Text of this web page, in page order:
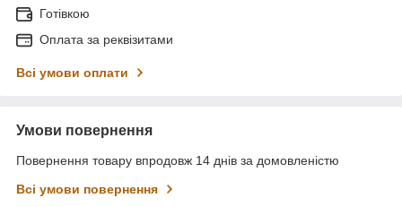
Готівкою
Оплата за реквізитами
Всі умови оплати
Умови повернення
Повернення товару впродовж 14 днів за домовленістю
Всі умови повернення